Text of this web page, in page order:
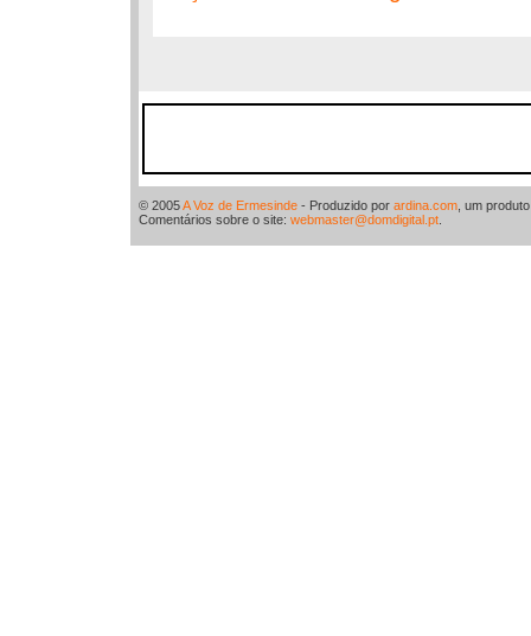
© 2005A Voz de Ermesinde - Produzido por ardina.com , um
Comentários sobre o site: webmaster@domdigital.pt